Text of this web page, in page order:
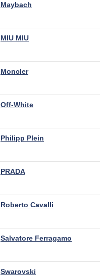
Maybach
MIU MIU
Moncler
Off-White
Philipp Plein
PRADA
Roberto Cavalli
Salvatore Ferragamo
Swarovski